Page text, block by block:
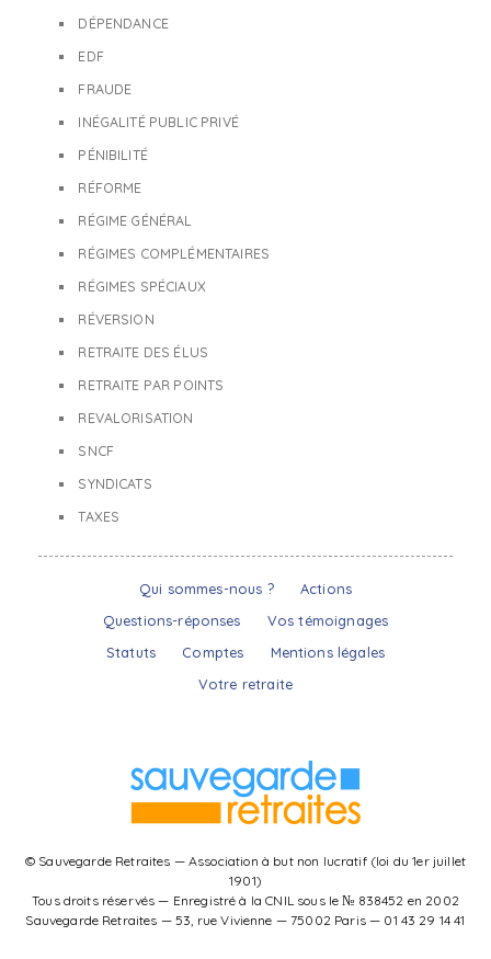
DÉPENDANCE
EDF
FRAUDE
INÉGALITÉ PUBLIC PRIVÉ
PÉNIBILITÉ
RÉFORME
RÉGIME GÉNÉRAL
RÉGIMES COMPLÉMENTAIRES
RÉGIMES SPÉCIAUX
RÉVERSION
RETRAITE DES ÉLUS
RETRAITE PAR POINTS
REVALORISATION
SNCF
SYNDICATS
TAXES
Qui sommes-nous ?
Actions
Questions-réponses
Vos témoignages
Statuts
Comptes
Mentions légales
Votre retraite
© Sauvegarde Retraites — Association à but non lucratif (loi du 1er juillet
1901)
Tous droits réservés — Enregistré à la CNIL sous le № 838452 en 2002
Sauvegarde Retraites — 53, rue Vivienne — 75002 Paris — 01 43 29 14 41